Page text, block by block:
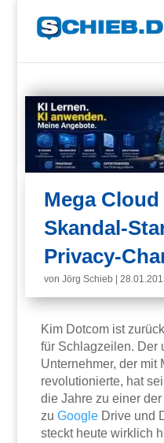
Mega Cloud
Skandal-
Privacy-
vonJörg Schieb |
Kim Dotcom ist
für Schlagzeilen. Der
Unternehmer, der mit
revolutionierte, hat
die Jahre zu einer
zuGoogle Drive und
steckt heute wirklich